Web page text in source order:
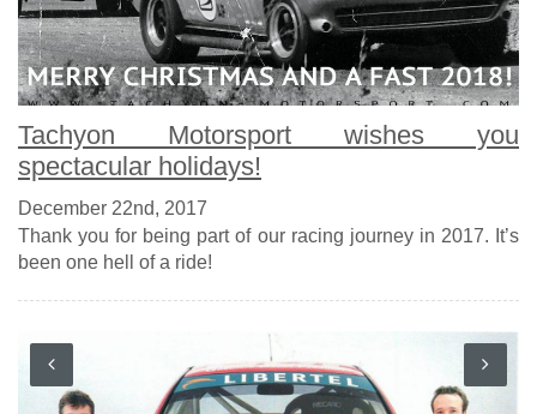
Tachyon Motorsport wishes you
spectacular holidays!
December 22nd, 2017
Thank you for being part of our racing journey in 2017. It’s
been one hell of a ride!